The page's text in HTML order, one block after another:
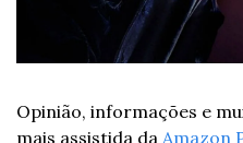
Opinião, informações e
mais assistida da Amazon